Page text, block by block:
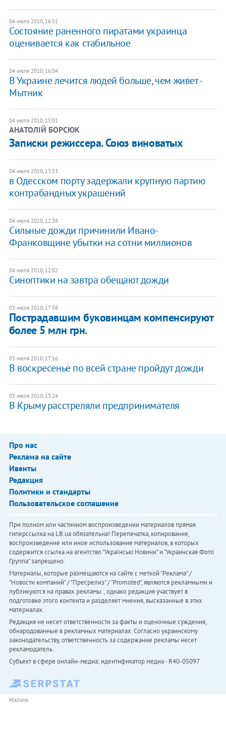
04 июля 2010, 16:51
Состояние раненного пиратами украинца
оценивается как стабильное
04 июля 2010, 16:04
В Украине лечится людей больше, чем живет -
Мытник
04 июля 2010, 15:01
АНАТОЛІЙ БОРСЮК
Записки режиссера. Союз виноватых
04 июля 2010, 13:53
в Одесском порту задержали крупную партию
контрабандных украшений
04 июля 2010, 12:38
Сильные дожди причинили Ивано-
Франковщине убытки на сотни миллионов
04 июля 2010, 12:02
Синоптики на завтра обещают дожди
03 июля 2010, 17:58
Пострадавшим буковинцам компенсируют
более 5 млн грн.
03 июля 2010, 17:16
В воскресенье по всей стране пройдут дожди
03 июля 2010, 13:24
В Крыму расстреляли предпринимателя
Про нас
Реклама на сайте
Ивенты
Редакция
Политики и стандарты
Пользовательское соглашение
При полном или частичном воспроизведении материалов прямая
гиперссылка на LB.ua обязательна! Перепечатка, копирование,
воспроизведение или иное использование материалов, в которых
содержится ссылка на агентство "Українськi Новини" и "Украинская Фото
Группа" запрещено.
Материалы, которые размещаются на сайте с меткой "Реклама" /
"Новости компаний" / "Пресрелиз" / "Promoted", являются рекламными и
публикуются на правах рекламы. , однако редакция участвует в
подготовке этого контента и разделяет мнения, высказанные в этих
материалах.
Редакция не несет ответственности за факты и оценочные суждения,
обнародованные в рекламных материалах. Согласно украинскому
законодательству, ответственность за содержание рекламы несет
рекламодатель.
Субъект в сфере онлайн-медиа; идентификатор медиа - R40-05097
РЕКЛАМА